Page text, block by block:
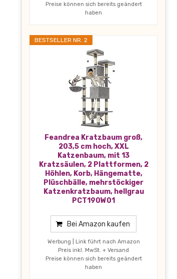
Preise können sich bereits geändert
haben
BESTSELLER NR. 2
Feandrea Kratzbaum groß,
203,5 cm hoch, XXL
Katzenbaum, mit 13
Kratzsäulen, 2 Plattformen, 2
Höhlen, Korb, Hängematte,
Plüschbälle, mehrstöckiger
Katzenkratzbaum, hellgrau
PCT190W01
Bei Amazon kaufen
Werbung | Link führt nach Amazon
Preis inkl. MwSt. + Versand
Preise können sich bereits geändert
haben